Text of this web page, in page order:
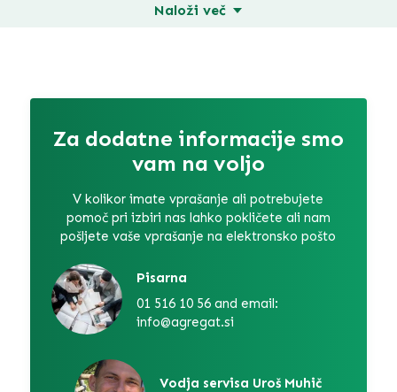
Naloži več
Za dodatne informacije smo
vam na voljo
V kolikor imate vprašanje ali potrebujete
pomoč pri izbiri nas lahko pokličete ali nam
pošljete vaše vprašanje na elektronsko pošto
Pisarna
01 516 10 56 and email:
info@agregat.si
Vodja servisa Uroš Muhič